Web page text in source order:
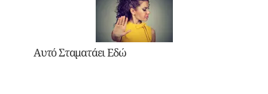
Αυτό Σταματάει Εδώ